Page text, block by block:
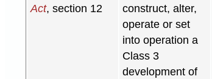
Act, section 12
construct, alter,
operate or set
into operation a
Class 3
development of